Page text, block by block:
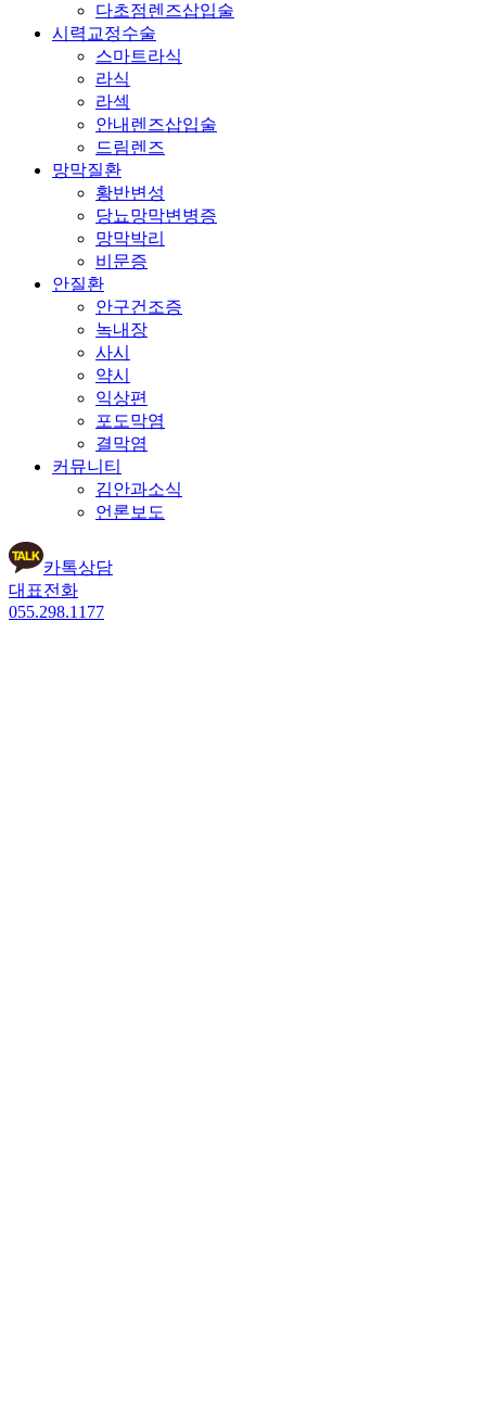
다초점렌즈삽입술
시력교정수술
스마트라식
라식
라섹
안내렌즈삽입술
드림렌즈
망막질환
황반변성
당뇨망막변병증
망막박리
비문증
안질환
안구건조증
녹내장
사시
약시
익상편
포도막염
결막염
커뮤니티
김안과소식
언론보도
카톡상담
대표전화
055.298.1177